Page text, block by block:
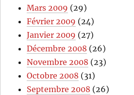
Mars 2009 (29)
Février 2009 (24)
Janvier 2009 (27)
Décembre 2008 (26)
Novembre 2008 (23)
Octobre 2008 (31)
Septembre 2008 (26)